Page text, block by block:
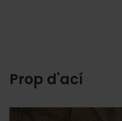
Prop d'ací